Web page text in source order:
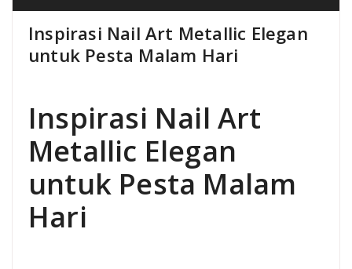
Inspirasi Nail Art Metallic Elegan
untuk Pesta Malam Hari
Inspirasi Nail Art
Metallic Elegan
untuk Pesta Malam
Hari